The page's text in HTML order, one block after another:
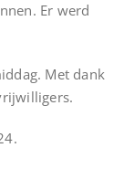
Er werd
Met dank